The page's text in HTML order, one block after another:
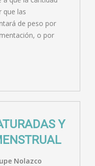
que las
de peso por
o por
Y
Nolazco